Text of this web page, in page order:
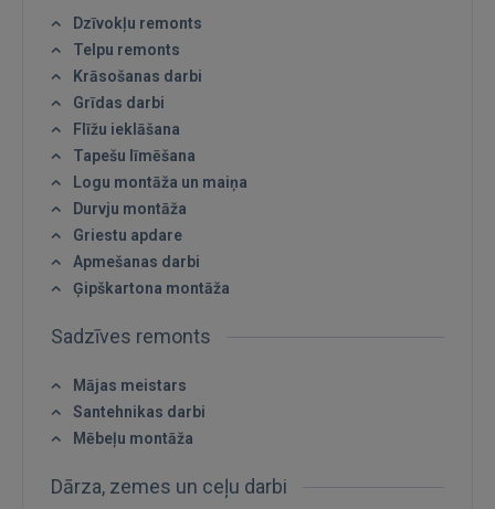
Aizmirsāt paroli?
FACEBOOK
 Sign in with Apple
Vēl neesat reģistrējies?
Dzīvokļu remonts
Telpu remonts
Krāsošanas darbi
Grīdas darbi
Flīžu ieklāšana
Tapešu līmēšana
Logu montāža un maiņa
Durvju montāža
Griestu apdare
Apmešanas darbi
Ģipškartona montāža
Sadzīves remonts
Mājas meistars
Santehnikas darbi
Mēbeļu montāža
Dārza, zemes un ceļu darbi